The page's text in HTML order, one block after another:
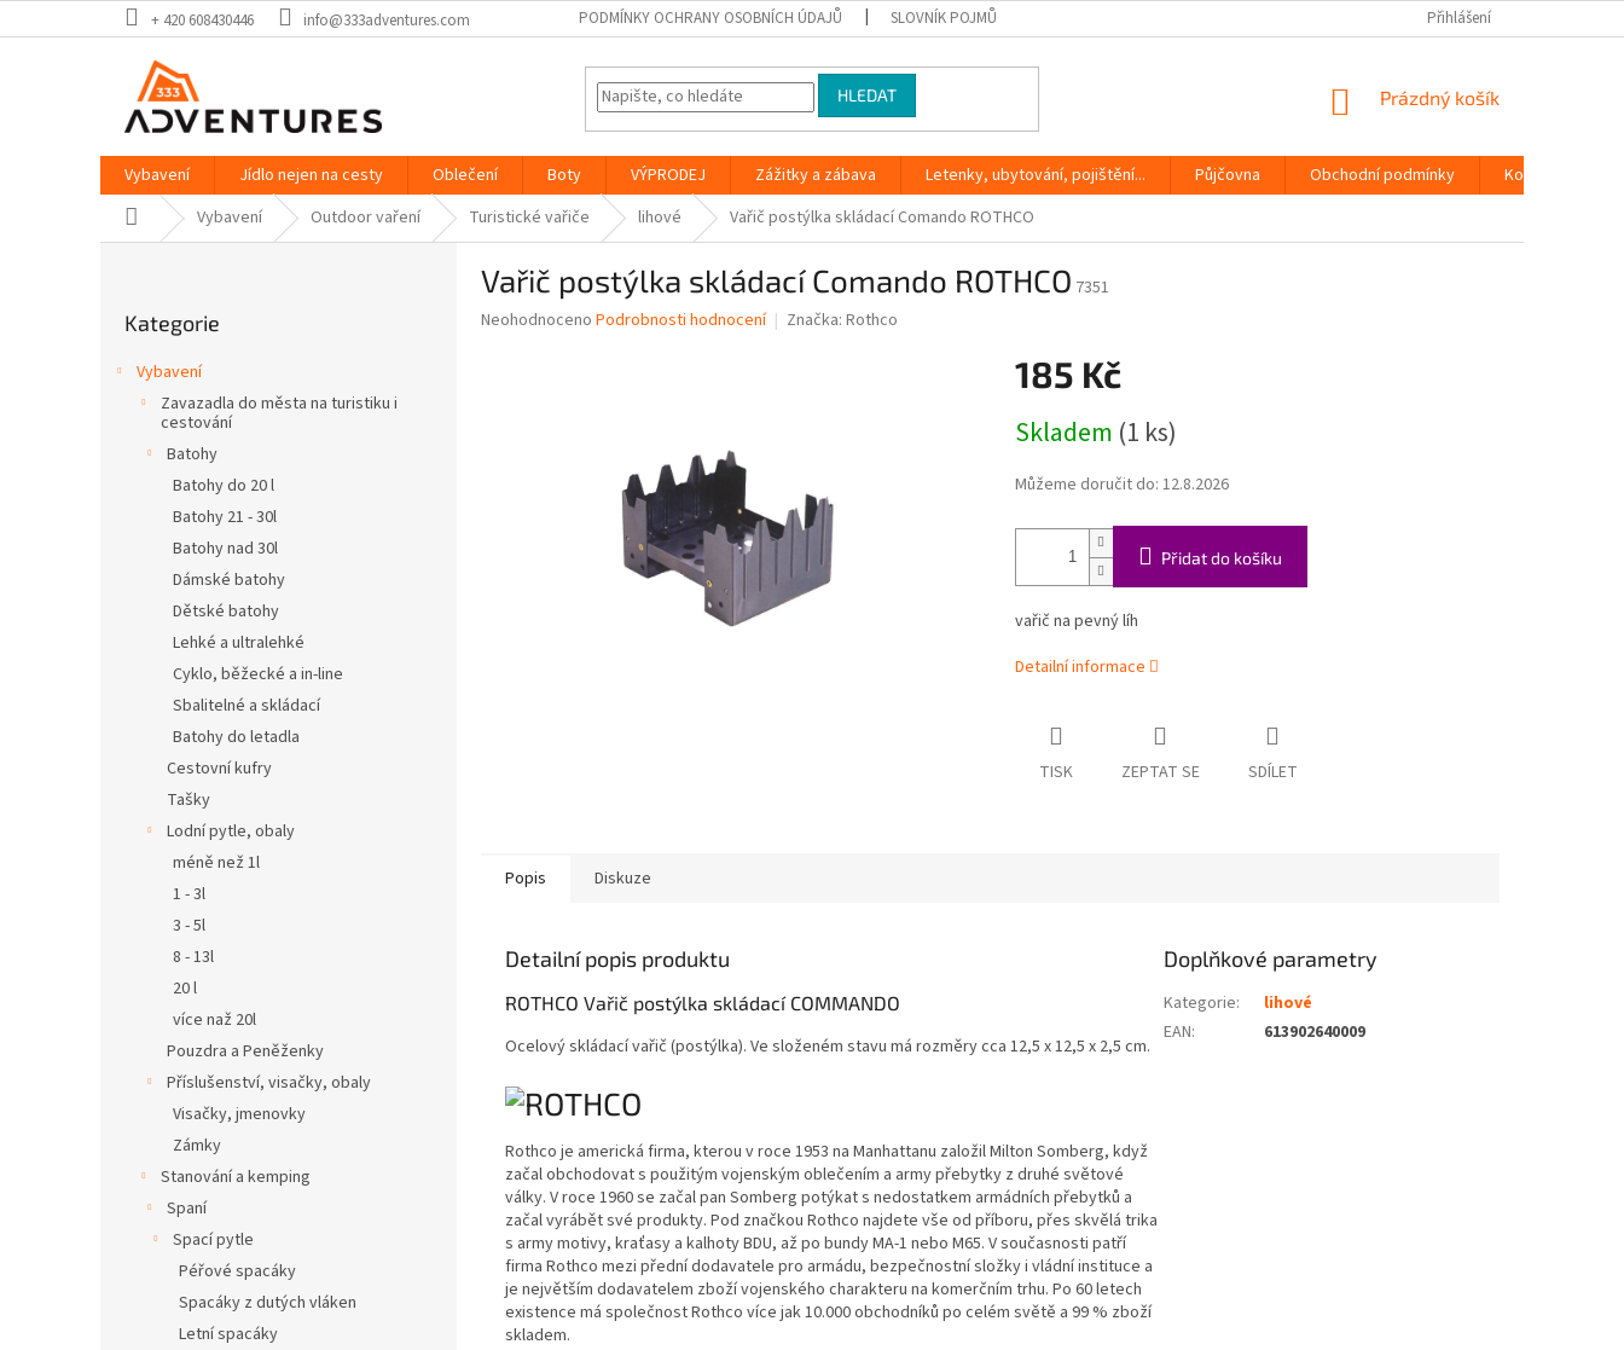
na
+ 420 608430446 info@333adventures.com PODMÍNKY OCHRANY OSOBNÍCH ÚDAJŮ SLOVNÍK POJMŮ Přihlášení
HLEDAT
NÁKUPNÍ
Prázdný košík
Vybavení Jídlo nejen na cesty Oblečení Boty VÝPRODEJ Zážitky a zábava Letenky, ubytování, pojištění... Půjčovna Obchodní podmínky
Kontakty
Domů Vybavení Outdoor vaření Turistické vařiče lihové Vařič postýlka skládací Comando ROTHCO
kategorie
Kategorie
Vybavení
Zavazadla do města na turistiku i
cestování
Batohy
Batohy do 20 l
Batohy 21 - 30l
Batohy nad 30l
Dámské batohy
Dětské batohy
Lehké a ultralehké
Cyklo, běžecké a in-line
Sbalitelné a skládací
Batohy do letadla
Cestovní kufry
Tašky
Lodní pytle, obaly
méně než 1l
1 - 3l
3 - 5l
8 - 13l
20 l
více naž 20l
Pouzdra a Peněženky
Příslušenství, visačky, obaly
Visačky, jmenovky
Zámky
Stanování a kemping
Spaní
Spací pytle
Péřové spacáky
Spacáky z dutých vláken
Letní spacáky
Vařič postýlka skládací Comando ROTHCO 7351
Průměrné
Neohodnoceno Podrobnosti hodnocení Značka: Rothco
185 Kč
cena:
Skladem (1 ks)
Můžeme doručit do: 12.8.2026
Přidat do košíku
vařič na pevný líh
Detailní informace
TISK ZEPTAT SE SDÍLET
Popis Diskuze
Detailní popis produktu
ROTHCO Vařič postýlka skládací COMMANDO
Ocelový skládací vařič (postýlka). Ve složeném stavu má rozměry cca 12,5 x 12,5 x 2,5 cm.
Rothco je americká firma, kterou v roce 1953 na Manhattanu založil Milton Somberg, když
začal obchodovat s použitým vojenským oblečením a army přebytky z druhé světové
války. V roce 1960 se začal pan Somberg potýkat s nedostatkem armádních přebytků a
začal vyrábět své produkty. Pod značkou Rothco najdete vše od příboru, přes skvělá trika
s army motivy, kraťasy a kalhoty BDU, až po bundy MA-1 nebo M65. V současnosti patří
firma Rothco mezi přední dodavatele pro armádu, bezpečnostní složky i vládní instituce a
je největším dodavatelem zboží vojenského charakteru na komerčním trhu. Po 60 letech
existence má společnost Rothco více jak 10.000 obchodníků po celém světě a 99 % zboží
skladem.
Doplňkové parametry
Kategorie:
lihové
EAN: 613902640009